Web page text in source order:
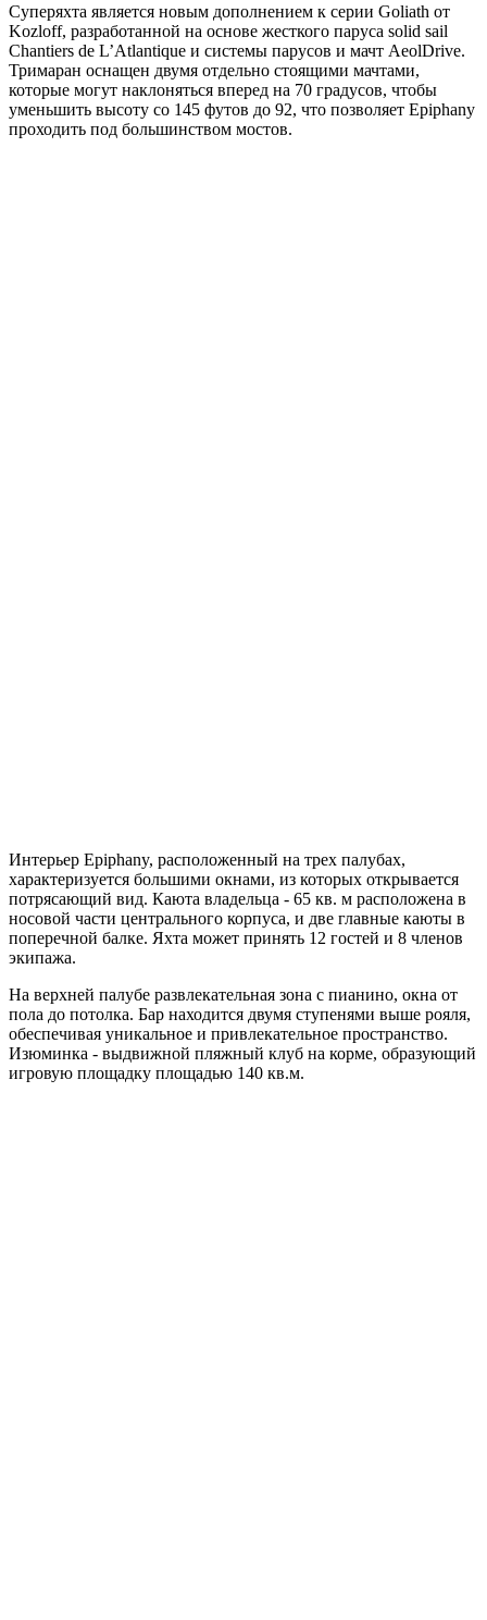
Суперяхта является новым дополнением к серии Goliath от
Kozloff, разработанной на основе жесткого паруса solid sail
Chantiers de L’Atlantique и системы парусов и мачт AeolDrive.
Тримаран оснащен двумя отдельно стоящими мачтами,
которые могут наклоняться вперед на 70 градусов, чтобы
уменьшить высоту со 145 футов до 92, что позволяет Epiphany
проходить под большинством мостов.
Интерьер Epiphany, расположенный на трех палубах,
характеризуется большими окнами, из которых открывается
потрясающий вид. Каюта владельца - 65 кв. м расположена в
носовой части центрального корпуса, и две главные каюты в
поперечной балке. Яхта может принять 12 гостей и 8 членов
экипажа.
На верхней палубе развлекательная зона с пианино, окна от
пола до потолка. Бар находится двумя ступенями выше рояля,
обеспечивая уникальное и привлекательное пространство.
Изюминка - выдвижной пляжный клуб на корме, образующий
игровую площадку площадью 140 кв.м.